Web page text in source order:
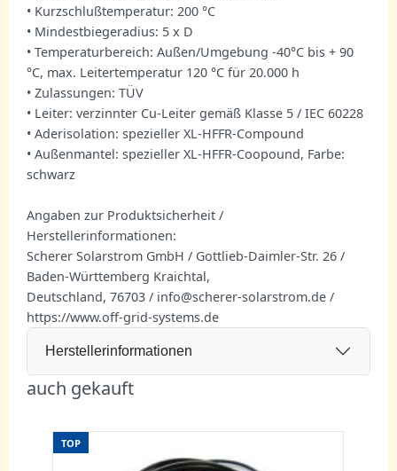
• Kurzschlußtemperatur: 200 °C
• Mindestbiegeradius: 5 x D
• Temperaturbereich: Außen/Umgebung -40°C bis + 90
°C, max. Leitertemperatur 120 °C für 20.000 h
• Zulassungen: TÜV
• Leiter: verzinnter Cu-Leiter gemäß Klasse 5 / IEC 60228
• Aderisolation: spezieller XL-HFFR-Compound
• Außenmantel: spezieller XL-HFFR-Coopound, Farbe:
schwarz
Angaben zur Produktsicherheit /
Herstellerinformationen:
Scherer Solarstrom GmbH / Gottlieb-Daimler-Str. 26 /
Baden-Württemberg Kraichtal,
Deutschland, 76703 / info@scherer-solarstrom.de /
https://www.off-grid-systems.de
Herstellerinformationen
auch gekauft
TOP